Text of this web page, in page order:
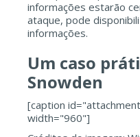
informações estarão
ataque, pode
informações.
Um caso
Snowden
[caption
width="960"]